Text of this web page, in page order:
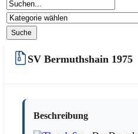
SV Bermuthshain 1975
Beschreibung